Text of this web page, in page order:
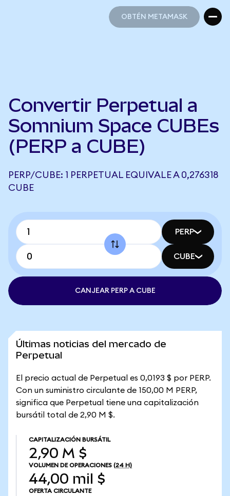
OBTÉN METAMASK
Convertir Perpetual a
Somnium Space CUBEs
(PERP a CUBE)
PERP/CUBE: 1 PERPETUAL EQUIVALE A 0,276318
CUBE
PERP
CUBE
CANJEAR PERP A CUBE
Últimas noticias del mercado de
Perpetual
El precio actual de Perpetual es 0,0193 $ por PERP.
Con un suministro circulante de 150,00 M PERP,
significa que Perpetual tiene una capitalización
bursátil total de 2,90 M $.
CAPITALIZACIÓN BURSÁTIL
2,90 M $
VOLUMEN DE OPERACIONES (24 H)
44,00 mil $
OFERTA CIRCULANTE